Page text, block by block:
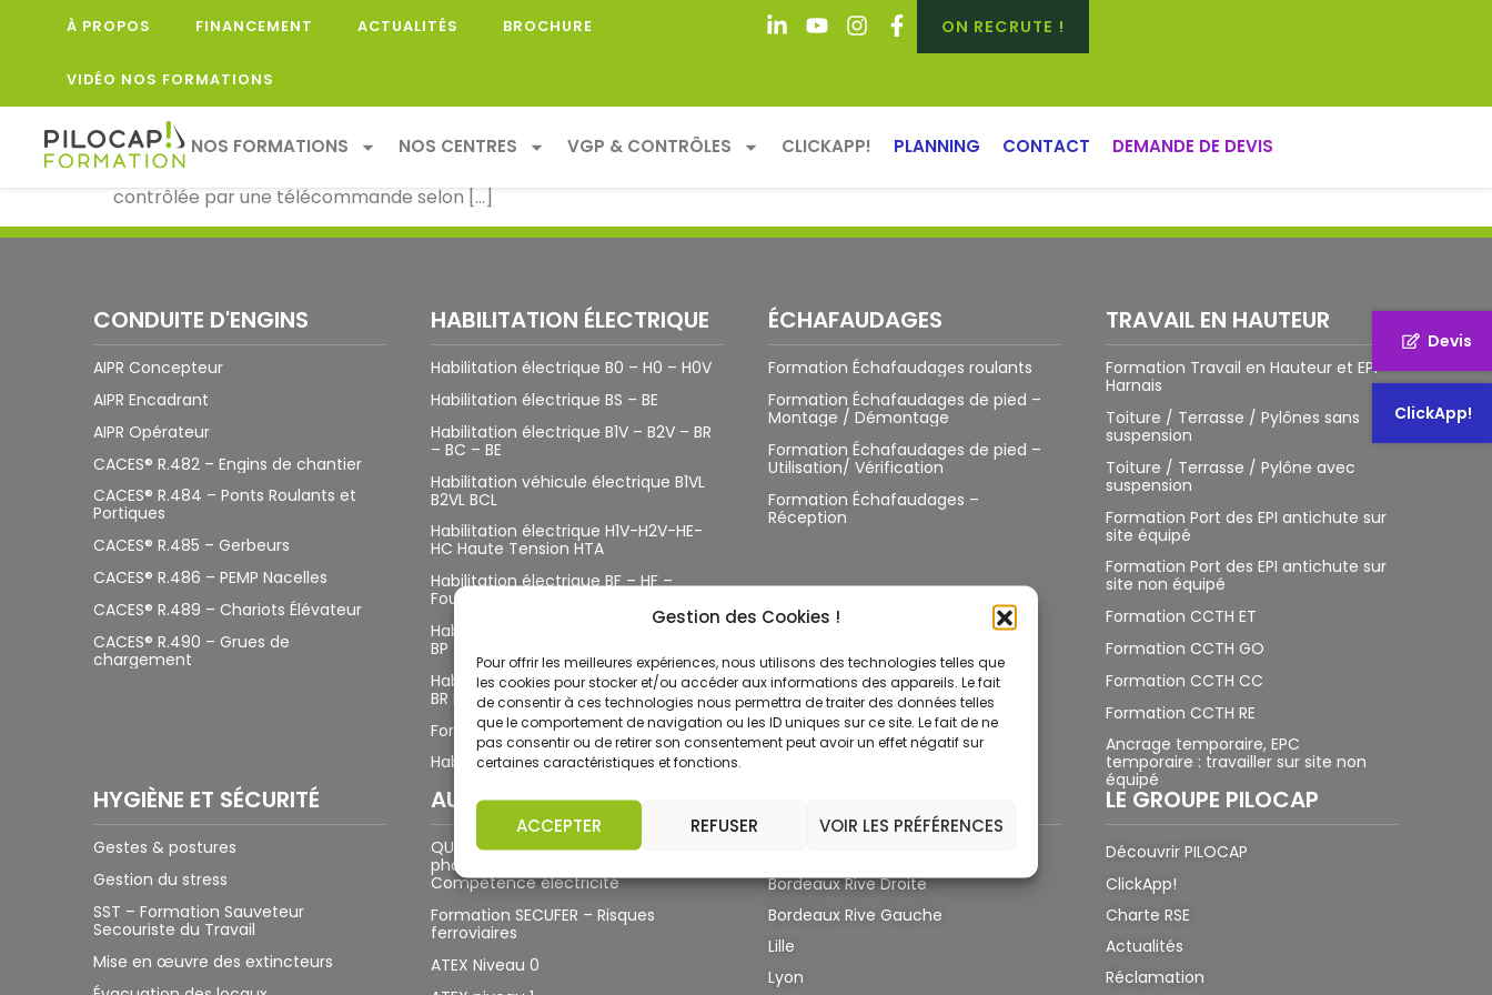
Gestion des Cookies !
Pour offrir les meilleures expériences, nous utilisons des technologies telles que
les cookies pour stocker et/ou accéder aux informations des appareils. Le fait
de consentir à ces technologies nous permettra de traiter des données telles
que le comportement de navigation ou les ID uniques sur ce site. Le fait de ne
pas consentir ou de retirer son consentement peut avoir un effet négatif sur
certaines caractéristiques et fonctions.
ACCEPTER REFUSER VOIR LES PRÉFÉRENCES
À PROPOS FINANCEMENT ACTUALITÉS BROCHURE
VIDÉO NOS FORMATIONS
ON RECRUTE !
NOS FORMATIONS NOS CENTRES VGP & CONTRÔLES CLICKAPP! PLANNING CONTACT DEMANDE DE DEVIS
Devis
ClickApp!
GRUE DE CHARGEMENT : TOUR D’HORIZON DU CACES® R.490
Une Grue sur un Camion ! 💭 Imaginez un camion… 🦾 Maintenant, imaginez un camion avec un gros bras mécanique capable de manipuler toute
sorte de charges… 🤩 Arrêtez de rêver… ce camion existe bel et bien ! 🚛 Voici la Grue de chargement ! 🕹️ Un camion équipé d’une Grue articulée,
contrôlée par une télécommande selon […]
CONDUITE D'ENGINS
AIPR Concepteur
AIPR Encadrant
AIPR Opérateur
CACES® R.482 – Engins de chantier
CACES® R.484 – Ponts Roulants et
Portiques
CACES® R.485 – Gerbeurs
CACES® R.486 – PEMP Nacelles
CACES® R.489 – Chariots Élévateur
CACES® R.490 – Grues de
chargement
HABILITATION ÉLECTRIQUE
Habilitation électrique B0 – H0 – H0V
Habilitation électrique BS – BE
Habilitation électrique B1V – B2V – BR
– BC – BE
Habilitation véhicule électrique B1VL
B2VL BCL
Habilitation électrique H1V-H2V-HE-
HC Haute Tension HTA
Habilitation électrique BF – HF –
Fouilles
Habilitation électrique photovoltaïque
BP
Habilitation électrique photovoltaïque
BR PV
Formation TST- IEBAT – batterie
Habilitation électrique TST – IEVE
ÉCHAFAUDAGES
Formation Échafaudages roulants
Formation Échafaudages de pied –
Montage / Démontage
Formation Échafaudages de pied –
Utilisation/ Vérification
Formation Échafaudages –
Réception
TRAVAIL EN HAUTEUR
Formation Travail en Hauteur et EPI –
Harnais
Toiture / Terrasse / Pylônes sans
suspension
Toiture / Terrasse / Pylône avec
suspension
Formation Port des EPI antichute sur
site équipé
Formation Port des EPI antichute sur
site non équipé
Formation CCTH ET
Formation CCTH GO
Formation CCTH CC
Formation CCTH RE
Ancrage temporaire, EPC
temporaire : travailler sur site non
équipé
HYGIÈNE ET SÉCURITÉ
Gestes & postures
Gestion du stress
SST – Formation Sauveteur
Secouriste du Travail
Mise en œuvre des extincteurs
AUTRES FORMATIONS
QUALIPV ÉLEC 36K Générateur
photovoltaïque raccordé au réseau –
Compétence électricité
Formation SECUFER – Risques
ferroviaires
ATEX Niveau 0
Bordeaux Rive Droite
Bordeaux Rive Gauche
Lille
Lyon
LE GROUPE PILOCAP
Découvrir PILOCAP
ClickApp!
Charte RSE
Actualités
Réclamation